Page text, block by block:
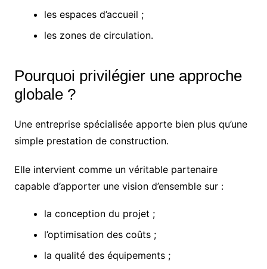
les espaces d’accueil ;
les zones de circulation.
Pourquoi privilégier une approche
globale ?
Une entreprise spécialisée apporte bien plus qu’une
simple prestation de construction.
Elle intervient comme un véritable partenaire
capable d’apporter une vision d’ensemble sur :
la conception du projet ;
l’optimisation des coûts ;
la qualité des équipements ;